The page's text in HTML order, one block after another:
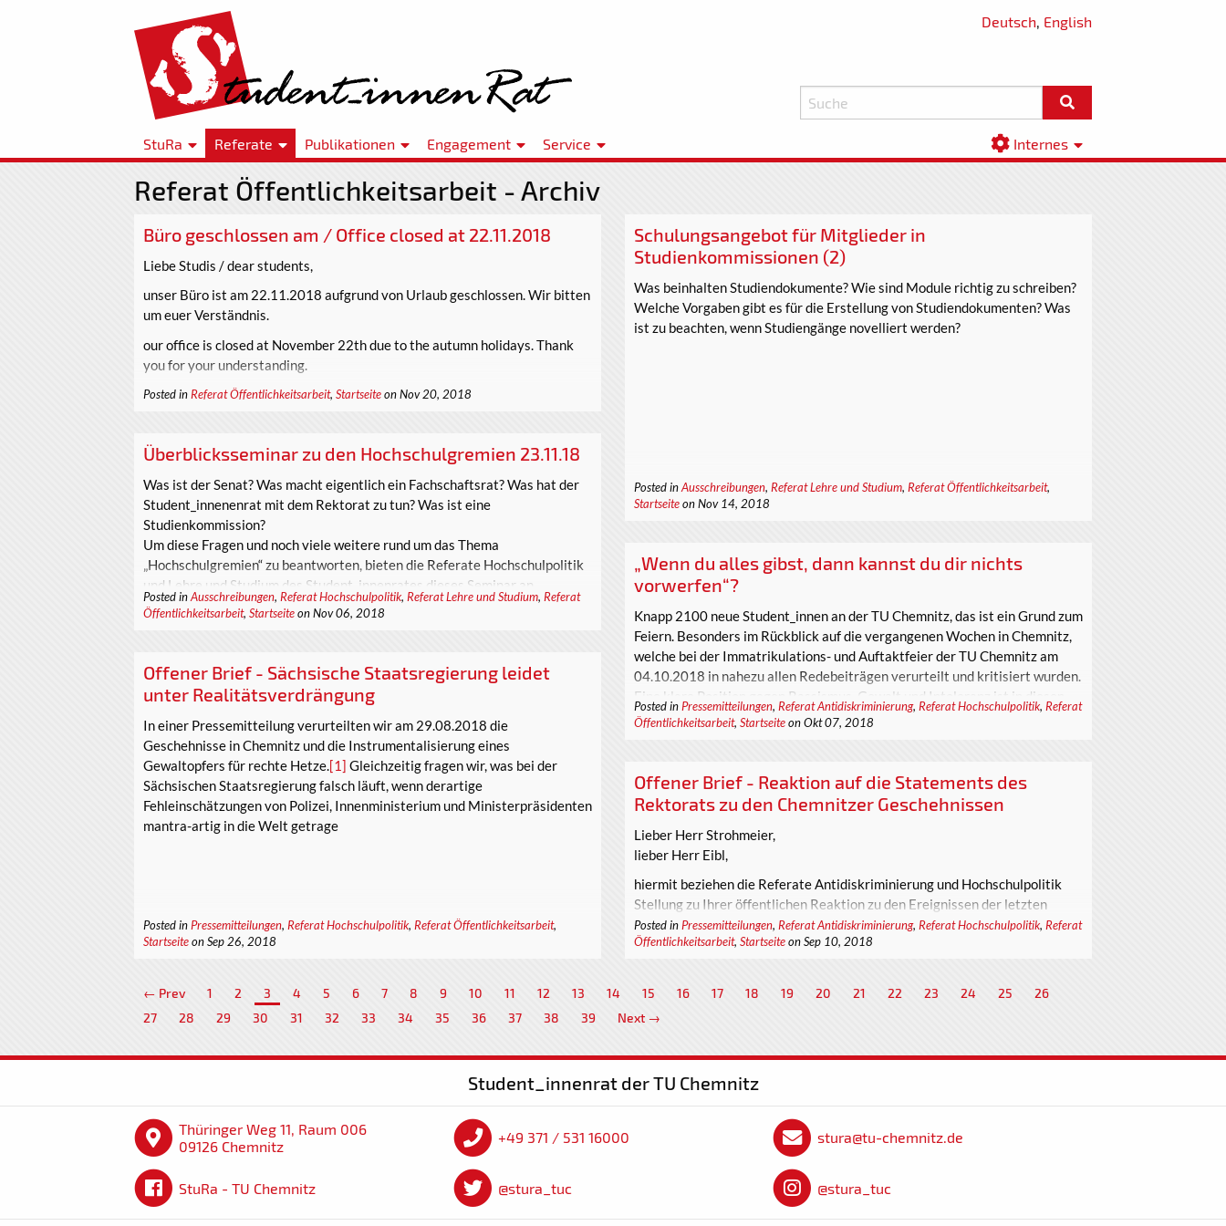
Deutsch, English
StuRa Referate Publikationen Engagement Service Internes
Referat Öffentlichkeitsarbeit - Archiv
Büro geschlossen am / Office closed at 22.11.2018
Posted in Referat Öffentlichkeitsarbeit, Startseiteon Nov 20, 2018
Liebe Studis / dear students,
unser Büro ist am 22.11.2018 aufgrund von Urlaub geschlossen. Wir bitten
um euer Verständnis.
our office is closed at November 22th due to the autumn holidays. Thank
you for your understanding.
Euer StuRa
Schulungsangebot für Mitglieder in
Studienkommissionen (2)
Posted inAusschreibungen, Referat Lehre und Studium, Referat Öffentlichkeitsarbeit,
Startseiteon Nov 14, 2018
Was beinhalten Studiendokumente? Wie sind Module richtig zu schreiben?
Welche Vorgaben gibt es für die Erstellung von Studiendokumenten? Was
ist zu beachten, wenn Studiengänge novelliert werden?
Überblicksseminar zu den Hochschulgremien 23.11.18
Posted inAusschreibungen, Referat Hochschulpolitik, Referat Lehre und Studium, Referat
Öffentlichkeitsarbeit, Startseiteon Nov 06, 2018
Was ist der Senat? Was macht eigentlich ein Fachschaftsrat? Was hat der
Student_innenenrat mit dem Rektorat zu tun? Was ist eine
Studienkommission?
Um diese Fragen und noch viele weitere rund um das Thema
„Hochschulgremien“ zu beantworten, bieten die Referate Hochschulpolitik
und Lehre und Studium des Student_innenrates dieses Seminar an.
„Wenn du alles gibst, dann kannst du dir nichts
vorwerfen“?
Posted in Pressemitteilungen, Referat Antidiskriminierung, Referat Hochschulpolitik, Referat
Öffentlichkeitsarbeit, Startseiteon Okt 07, 2018
Knapp 2100 neue Student_innen an der TU Chemnitz, das ist ein Grund zum
Feiern. Besonders im Rückblick auf die vergangenen Wochen in Chemnitz,
welche bei der Immatrikulations- und Auftaktfeier der TU Chemnitz am
04.10.2018 in nahezu allen Redebeiträgen verurteilt und kritisiert wurden.
Eine klare Position gegen Rassismus, Gewalt und Intoleranz ist in diesen
Zeiten umso wichtiger!
Offener Brief - Sächsische Staatsregierung leidet
unter Realitätsverdrängung
Posted in Pressemitteilungen, Referat Hochschulpolitik, Referat Öffentlichkeitsarbeit,
Startseiteon Sep 26, 2018
In einer Pressemitteilung verurteilten wir am 29.08.2018 die
Geschehnisse in Chemnitz und die Instrumentalisierung eines
Gewaltopfers für rechte Hetze.[1] Gleichzeitig fragen wir, was bei der
Sächsischen Staatsregierung falsch läuft, wenn derartige
Fehleinschätzungen von Polizei, Innenministerium und Ministerpräsidenten
mantra-artig in die Welt getrage
Offener Brief - Reaktion auf die Statements des
Rektorats zu den Chemnitzer Geschehnissen
Posted in Pressemitteilungen, Referat Antidiskriminierung, Referat Hochschulpolitik, Referat
Öffentlichkeitsarbeit, Startseiteon Sep 10, 2018
Lieber Herr Strohmeier,
lieber Herr Eibl,
hiermit beziehen die Referate Antidiskriminierung und Hochschulpolitik
Stellung zu Ihrer öffentlichen Reaktion zu den Ereignissen der letzten
Wochen in Chemnitz.
ist. (Alltags)Rassismus und Diskriminierung sind somit eine wichtige
Thematik für uns.
← Prev 1 2 3 4 5 6 7 8 9 10 11 12 13 14 15 16 17 18 19 20 21 22 23 24 25
26
27
28 29 30 31 32 33 34 35 36 37 38 39 Next →
Student_innenrat der TU Chemnitz
Thüringer Weg 11, Raum 006
09126 Chemnitz
+49 371 / 531 16000 stura@tu-chemnitz.de
StuRa - TU Chemnitz @stura_tuc @stura_tuc